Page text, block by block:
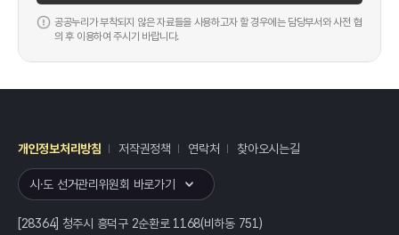
공공누리가 부착되지 않은 자료들을 사용하고자 할 경우에는 담당부서와 사전 협
의 후 이용하여 주시기 바랍니다.
개인정보처리방침 저작권정책 연락처 찾아오시는길
시·도 선거관리위원회 바로가기
[28364] 청주시 흥덕구 2순환로 1168(비하동 751)